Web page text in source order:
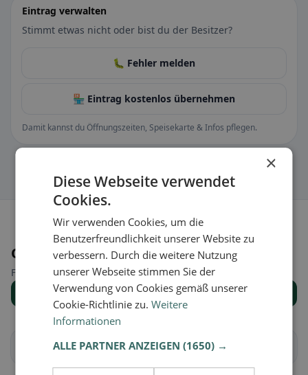
Eintrag verwalten
Stimmt etwas nicht oder bist du der Besitzer?
🐛 Fehler melden
🏪 Eintrag kostenlos übernehmen
Damit kannst du Öffnungszeiten, Speisekarte & Infos pflegen.
Orte in der Nähe
Finde den passenden Ort für deine Restaurantsuche.
Alle Orte anzeigen
Häggenschwil
×
Diese Webseite verwendet
Cookies.
Wir verwenden Cookies, um die
Benutzerfreundlichkeit unserer Website zu
verbessern. Durch die weitere Nutzung
unserer Webseite stimmen Sie der
Verwendung von Cookies gemäß unserer
Cookie-Richtlinie zu.Weitere
Informationen
ALLE PARTNER ANZEIGEN(1650) →